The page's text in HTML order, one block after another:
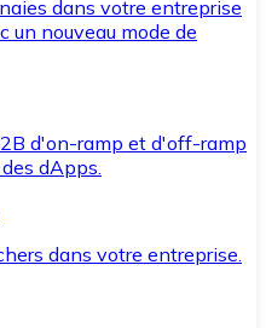
dans votre entreprise
un nouveau mode de
d'on-ramp et d'off-ramp
dApps.
dans votre entreprise.